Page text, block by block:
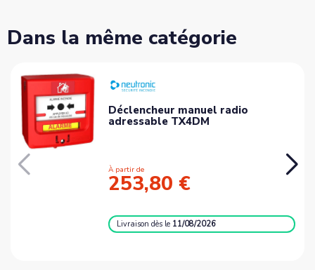
Dans la même catégorie
Déclencheur manuel radio
adressable TX4DM
À partir de
253,80 €
Livraisondès le 11/08/2026